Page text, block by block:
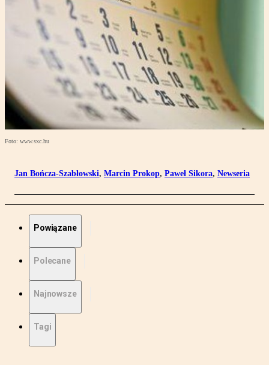
Foto: www.sxc.hu
Jan Bończa-Szabłowski, Marcin Prokop, Paweł Sikora, Newseria
Powiązane
Polecane
Najnowsze
Tagi